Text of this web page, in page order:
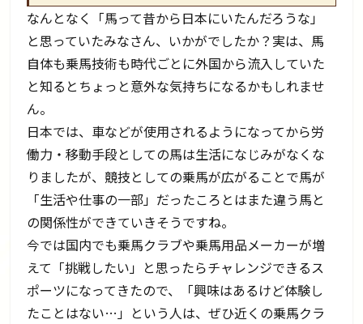
なんとなく「馬って昔から日本にいたんだろうな」
と思っていたみなさん、いかがでしたか？実は、馬
自体も乗馬技術も時代ごとに外国から流入していた
と知るとちょっと意外な気持ちになるかもしれませ
ん。
日本では、車などが使用されるようになってから労
働力・移動手段としての馬は生活になじみがなくな
りましたが、競技としての乗馬が広がることで馬が
「生活や仕事の一部」だったころとはまた違う馬と
の関係性ができていきそうですね。
今では国内でも乗馬クラブや乗馬用品メーカーが増
えて「挑戦したい」と思ったらチャレンジできるス
ポーツになってきたので、「興味はあるけど体験し
たことはない…」という人は、ぜひ近くの乗馬クラ